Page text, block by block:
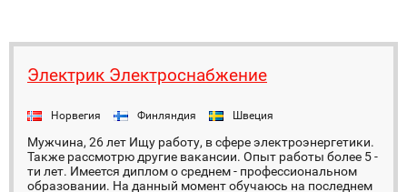
Электрик Электроснабжение
Норвегия Финляндия Швеция
Мужчина, 26 лет Ищу работу, в сфере электроэнергетики.
Также рассмотрю другие вакансии. Опыт работы более 5 -
ти лет. Имеется диплом о среднем - профессиональном
образовании. На данный момент обучаюсь на последнем